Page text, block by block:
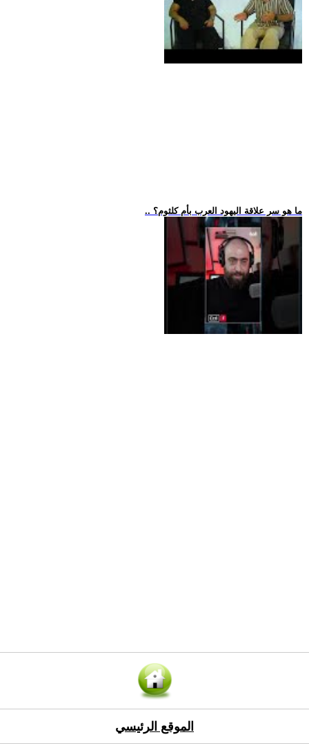
.. ما هو سر علاقة اليهود العرب بأم كلثوم؟
الموقع الرئيسي